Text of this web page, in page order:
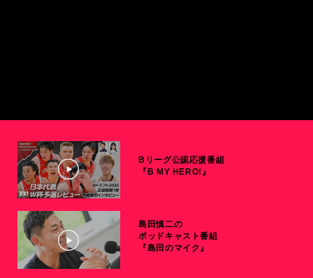
Bリーグ公認応援番組
『B MY HERO!』
島田慎二の
ポッドキャスト番組
『島田のマイク』